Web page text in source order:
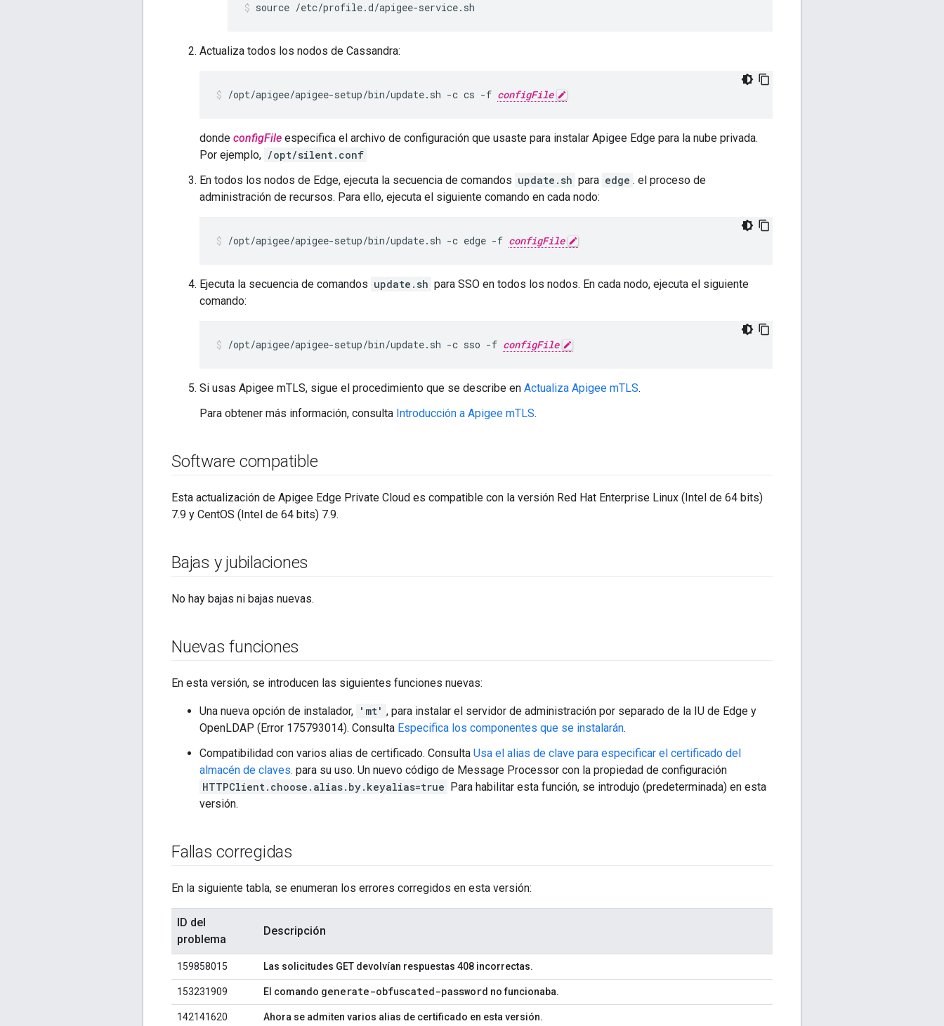
source /etc/profile.d/apigee-service.sh
Actualiza todos los nodos de Cassandra:
/opt/apigee/apigee-setup/bin/update.sh -c cs -f configFile
donde configFile especifica el archivo de configuración que usaste para instalar Apigee Edge para la nube privada.
Por ejemplo, /opt/silent.conf
En todos los nodos de Edge, ejecuta la secuencia de comandos update.sh para edge . el proceso de
administración de recursos. Para ello, ejecuta el siguiente comando en cada nodo:
/opt/apigee/apigee-setup/bin/update.sh -c edge -f configFile
Ejecuta la secuencia de comandos update.sh para SSO en todos los nodos. En cada nodo, ejecuta el siguiente
comando:
/opt/apigee/apigee-setup/bin/update.sh -c sso -f configFile
Si usas Apigee mTLS, sigue el procedimiento que se describe en Actualiza Apigee mTLS.
Para obtener más información, consulta Introducción a Apigee mTLS.
Software compatible
Esta actualización de Apigee Edge Private Cloud es compatible con la versión Red Hat Enterprise Linux (Intel de 64 bits)
7.9 y CentOS (Intel de 64 bits) 7.9.
Bajas y jubilaciones
No hay bajas ni bajas nuevas.
Nuevas funciones
En esta versión, se introducen las siguientes funciones nuevas:
Una nueva opción de instalador, 'mt' , para instalar el servidor de administración por separado de la IU de Edge y
OpenLDAP (Error 175793014). Consulta Especifica los componentes que se instalarán.
Compatibilidad con varios alias de certificado. Consulta Usa el alias de clave para especificar el certificado del
almacén de claves. para su uso. Un nuevo código de Message Processor con la propiedad de configuración
HTTPClient.choose.alias.by.keyalias=true Para habilitar esta función, se introdujo (predeterminada) en esta
versión.
Fallas corregidas
En la siguiente tabla, se enumeran los errores corregidos en esta versión:
ID del
problema
Descripción
159858015 Las solicitudes GET devolvían respuestas 408 incorrectas.
153231909 El comando generate-obfuscated-password no funcionaba.
142141620 Ahora se admiten varios alias de certificado en esta versión.